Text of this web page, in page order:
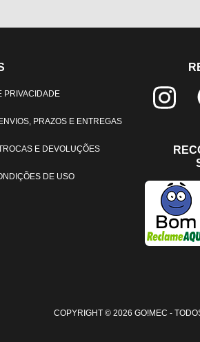
PRIVACIDADE
PRAZOS E ENTREGAS
E DEVOLUÇÕES
DE USO
COPYRIGHT © 2026 GO!MEC -